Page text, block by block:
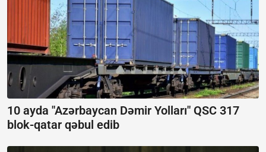
10 ayda "Azərbaycan Dəmir Yolları" QSC 317
blok-qatar qəbul edib